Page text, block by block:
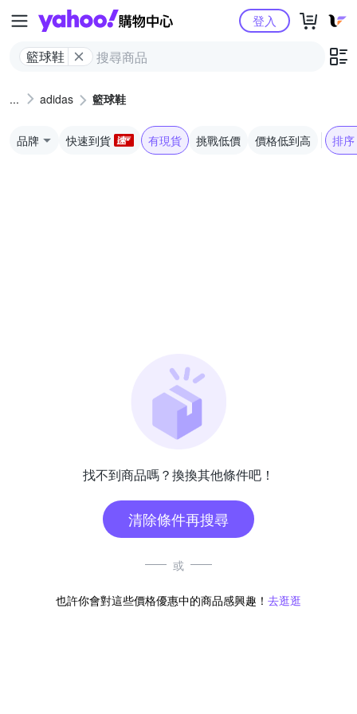
Yahoo購物中心
籃球鞋
登入
adidas 籃球鞋
品牌 快速到貨 有現貨 挑戰低價 價格低到高 排序
找不到商品嗎？換換其他條件吧！
清除條件再搜尋
或
也許你會對這些價格優惠中的商品感興趣！ 去逛逛